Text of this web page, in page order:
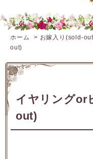
ホーム > お嫁入り(sold-
out)
イヤリングor
out)